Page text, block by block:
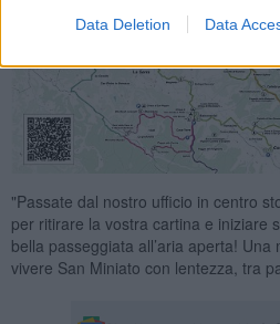
Data Deletion Data
"Passate dal nostro ufficio in centro
per ritirare la vostra cartina e iniziare
bella passeggiata all’aria aperta!
vivere San Miniato con lentezza, tra